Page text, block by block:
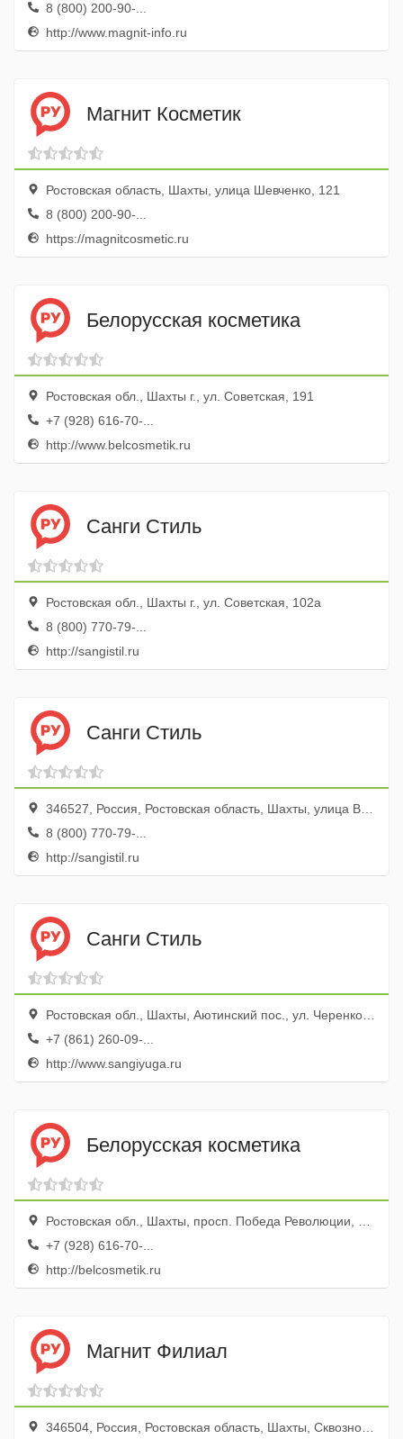
8 (800) 200-90-...
http://www.magnit-info.ru
Магнит Косметик
Ростовская область, Шахты, улица Шевченко, 121
8 (800) 200-90-...
https://magnitcosmetic.ru
Белорусская косметика
Ростовская обл., Шахты г., ул. Советская, 191
+7 (928) 616-70-...
http://www.belcosmetik.ru
Санги Стиль
Ростовская обл., Шахты г., ул. Советская, 102а
8 (800) 770-79-...
http://sangistil.ru
Санги Стиль
346527, Россия, Ростовская область, Шахты, улица Ворошилова, 13
8 (800) 770-79-...
http://sangistil.ru
Санги Стиль
Ростовская обл., Шахты, Аютинский пос., ул. Черенкова, 14
+7 (861) 260-09-...
http://www.sangiyuga.ru
Белорусская косметика
Ростовская обл., Шахты, просп. Победа Революции, 128
+7 (928) 616-70-...
http://belcosmetik.ru
Магнит Филиал
346504, Россия, Ростовская область, Шахты, Сквозной переулок, 86А